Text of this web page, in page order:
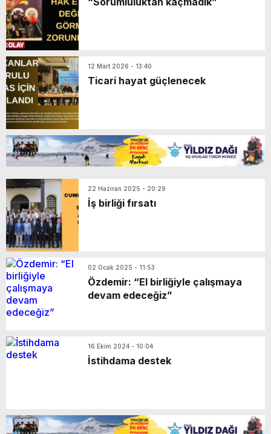
İHA yarışmasında finalde
Şeytanın Tövbesi
12 Mart 2026 - 13:40
Ticari hayat güçlenecek
22 Haziran 2025 - 20:29
İş birliği fırsatı
02 Ocak 2025 - 11:53
Özdemir: “El birliğiyle çalışmaya
devam edeceğiz”
16 Ekim 2024 - 10:04
İstihdama destek